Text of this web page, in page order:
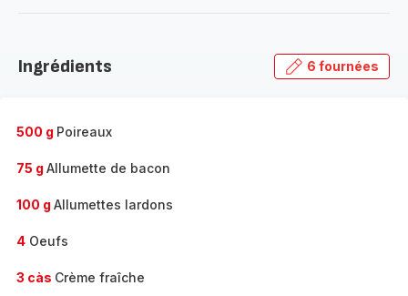
gamme
Ingrédients 6 fournées
500 g Poireaux
75 g Allumette de bacon
100 g Allumettes lardons
4 Oeufs
3 càs Crème fraîche